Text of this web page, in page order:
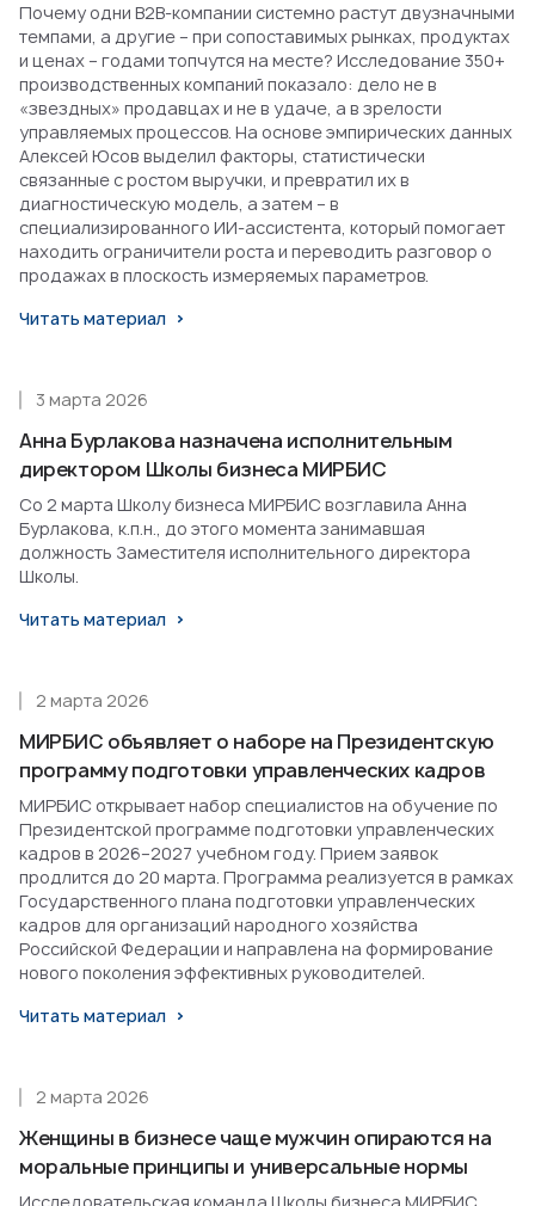
Почему одни B2B-компании системно растут двузначными
темпами, а другие – при сопоставимых рынках, продуктах
и ценах – годами топчутся на месте? Исследование 350+
производственных компаний показало: дело не в
«звездных» продавцах и не в удаче, а в зрелости
управляемых процессов. На основе эмпирических данных
Алексей Юсов выделил факторы, статистически
связанные с ростом выручки, и превратил их в
диагностическую модель, а затем – в
специализированного ИИ-ассистента, который помогает
находить ограничители роста и переводить разговор о
продажах в плоскость измеряемых параметров.
Читать материал
Анна Бурлакова назначена исполнительным
директором Школы бизнеса МИРБИС
3 марта 2026
Со 2 марта Школу бизнеса МИРБИС возглавила Анна
Бурлакова, к.п.н., до этого момента занимавшая
должность Заместителя исполнительного директора
Школы.
Читать материал
МИРБИС объявляет о наборе на Президентскую
программу подготовки управленческих кадров
2 марта 2026
МИРБИС открывает набор специалистов на обучение по
Президентской программе подготовки управленческих
кадров в 2026–2027 учебном году. Прием заявок
продлится до 20 марта. Программа реализуется в рамках
Государственного плана подготовки управленческих
кадров для организаций народного хозяйства
Российской Федерации и направлена на формирование
нового поколения эффективных руководителей.
Читать материал
Женщины в бизнесе чаще мужчин опираются на
моральные принципы и универсальные нормы
2 марта 2026